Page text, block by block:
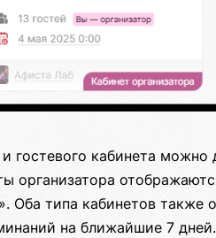
гостевого кабинета можно
организатора
Оба типа кабинетов также
на ближайшие 7 дней.